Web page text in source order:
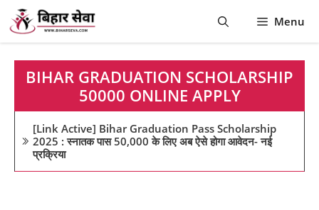
Skip
content
Menu
BIHAR GRADUATION SCHOLARSHIP
50000 ONLINE APPLY
[Link Active] Bihar Graduation Pass Scholarship
2025 : स्नातक पास 50,000 के लिए अब ऐसे होगा आवेदन- नई
प्रक्रिया